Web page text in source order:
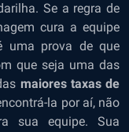
Se a regra de
cura a equipe
uma prova de que
que seja uma das
maiores taxas de
la por aí, não
sua equipe. Sua